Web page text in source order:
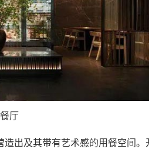
厅
出及其带有艺术感的用餐空间。